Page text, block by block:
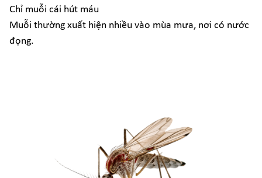
Chỉ muỗi cái hút máu
Muỗi thường xuất hiện nhiều vào mùa mưa, nơi có nước
đọng.